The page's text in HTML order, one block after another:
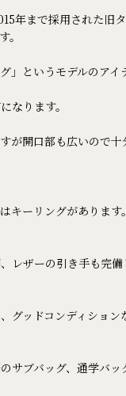
年まで採用された旧
。
」というモデルのアイ
なります。
が開口部も広いので
キーリングがあります。
レザーの引き手も完
グッドコンディション
サブバッグ、通学バ